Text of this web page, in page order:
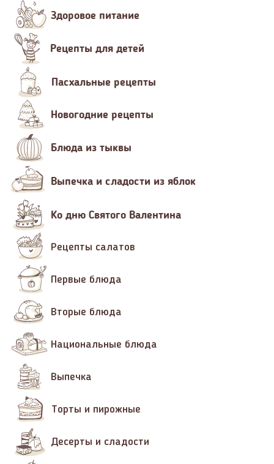
Здоровое питание
Рецепты для детей
Пасхальные рецепты
Новогодние рецепты
Блюда из тыквы
Выпечка и сладости из яблок
Ко дню Святого Валентина
Рецепты салатов
Первые блюда
Вторые блюда
Национальные блюда
Выпечка
Торты и пирожные
Десерты и сладости